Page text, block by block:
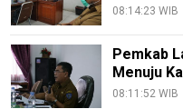
08:14:23 WIB
Pemkab
Menuju
08:11:52 WIB